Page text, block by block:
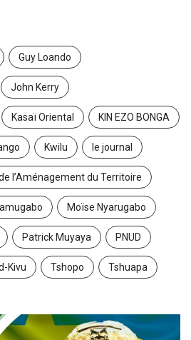
Guy Loando
John Kerry
Kasaï Oriental KIN EZO BONGA
Kwilu le journal
l’Aménagement du Territoire
Moïse Nyarugabo
Patrick Muyaya PNUD
Kivu Tshopo Tshuapa